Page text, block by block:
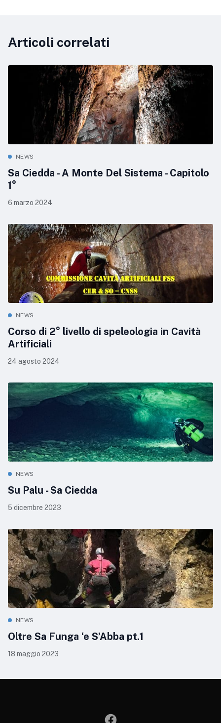
Articoli correlati
NEWS
Sa Ciedda - A Monte Del Sistema - Capitolo
1°
6 marzo 2024
NEWS
Corso di 2° livello di speleologia in Cavità
Artificiali
24 agosto 2024
NEWS
Su Palu - Sa Ciedda
5 dicembre 2023
NEWS
Oltre Sa Funga ‘e S’Abba pt.1
18 maggio 2023